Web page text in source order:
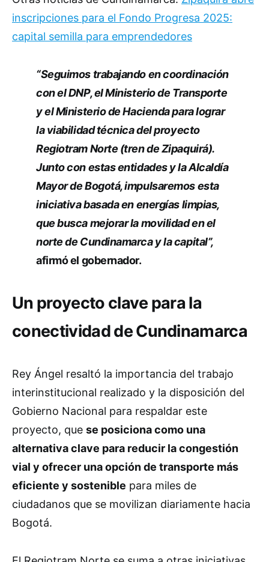
inscripciones para el Fondo Progresa 2025:
capital semilla para emprendedores
“Seguimos trabajando en coordinación
con el DNP, el Ministerio de Transporte
y el Ministerio de Hacienda para lograr
la viabilidad técnica del proyecto
Regiotram Norte (tren de Zipaquirá).
Junto con estas entidades y la Alcaldía
Mayor de Bogotá, impulsaremos esta
iniciativa basada en energías limpias,
que busca mejorar la movilidad en el
norte de Cundinamarca y la capital”,
afirmó el gobernador.
Un proyecto clave para la
conectividad de Cundinamarca
Rey Ángel resaltó la importancia del trabajo
interinstitucional realizado y la disposición del
Gobierno Nacional para respaldar este
proyecto, que se posiciona como una
alternativa clave para reducir la congestión
vial y ofrecer una opción de transporte más
eficiente y sostenible para miles de
ciudadanos que se movilizan diariamente hacia
Bogotá.